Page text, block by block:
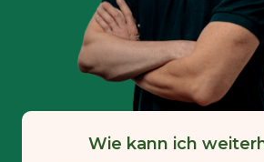
Wie kann ich